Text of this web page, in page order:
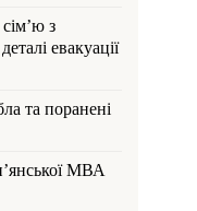
з
евакуації
та поранені
МВА